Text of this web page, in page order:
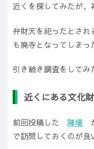
近くを探してみたが、
弁財天を祀ったとされ
も廃寺となってしまっ
引き続き調査をしてみ
近くにある文化財
前回投稿した 陣場
で訪問しておくのが良